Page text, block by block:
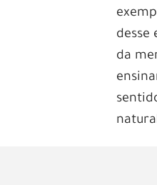
desse
da